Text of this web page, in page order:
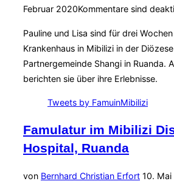
am
Februar 2020Kommentare sind
Pauline und Lisa sind für drei
Krankenhaus in Mibilizi in der
Partnergemeinde Shangi in Ruanda.
berichten sie über ihre Erlebnisse.
Tweets by FamuinMibilizi
Famulatur im Mibilizi
Hospital, Ruanda
von Bernhard Christian Erfort 10. Mai